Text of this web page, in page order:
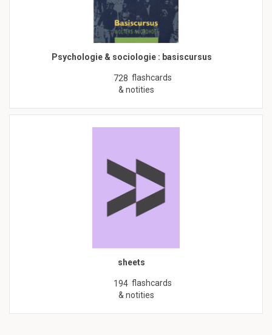
Psychologie & sociologie : basiscursus
728 flashcards
& notities
sheets
194 flashcards
& notities